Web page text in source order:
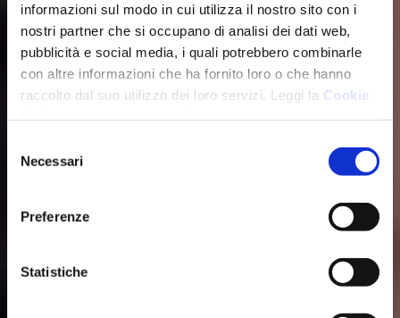
informazioni sul modo in cui utilizza il nostro sito con i
nostri partner che si occupano di analisi dei dati web,
pubblicità e social media, i quali potrebbero combinarle
con altre informazioni che ha fornito loro o che hanno
raccolto dal suo utilizzo dei loro servizi. Leggi la Cookie
delNecessari
Preferenze
Statistiche